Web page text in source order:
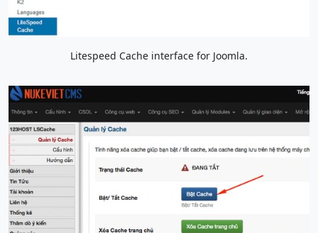
Litespeed Cache interface for Joomla.